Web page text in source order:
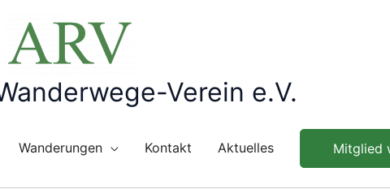
Verein e.V.
Wanderungen Kontakt Aktuelles Mitglied